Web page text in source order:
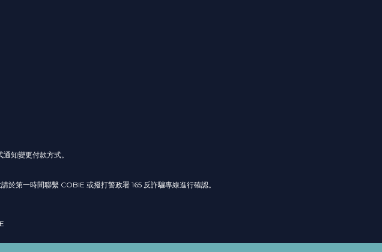
知變更付款方式。
第一時間聯繫 COBIE 或撥打警政署 165 反詐騙專線進行確認。